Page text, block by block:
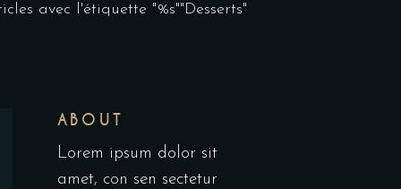
avec l'étiquette "%s""Desserts"
ABOUT
Lorem ipsum dolor sit
amet, con sen sectetur